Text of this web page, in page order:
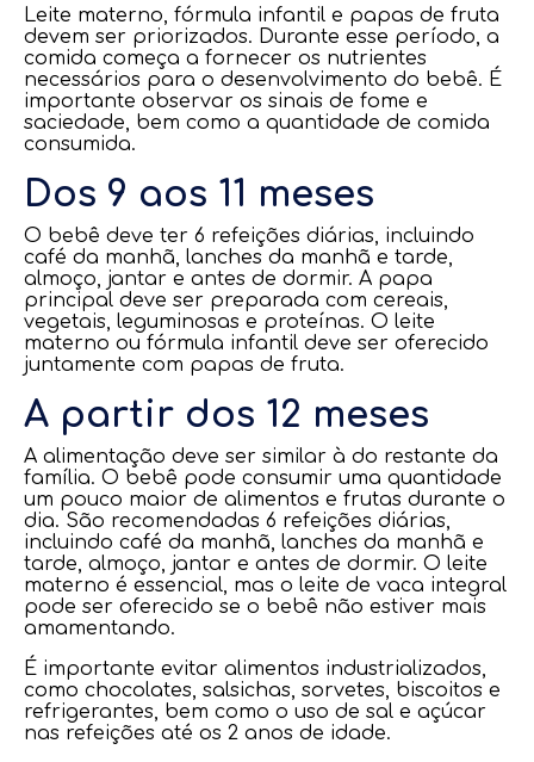
Leite materno, fórmula infantil e papas de fruta
devem ser priorizados. Durante esse período, a
comida começa a fornecer os nutrientes
necessários para o desenvolvimento do bebê. É
importante observar os sinais de fome e
saciedade, bem como a quantidade de comida
consumida.
Dos 9 aos 11 meses
O bebê deve ter 6 refeições diárias, incluindo
café da manhã, lanches da manhã e tarde,
almoço, jantar e antes de dormir. A papa
principal deve ser preparada com cereais,
vegetais, leguminosas e proteínas. O leite
materno ou fórmula infantil deve ser oferecido
juntamente com papas de fruta.
A partir dos 12 meses
A alimentação deve ser similar à do restante da
família. O bebê pode consumir uma quantidade
um pouco maior de alimentos e frutas durante o
dia. São recomendadas 6 refeições diárias,
incluindo café da manhã, lanches da manhã e
tarde, almoço, jantar e antes de dormir. O leite
materno é essencial, mas o leite de vaca integral
pode ser oferecido se o bebê não estiver mais
amamentando.
É importante evitar alimentos industrializados,
como chocolates, salsichas, sorvetes, biscoitos e
refrigerantes, bem como o uso de sal e açúcar
nas refeições até os 2 anos de idade.